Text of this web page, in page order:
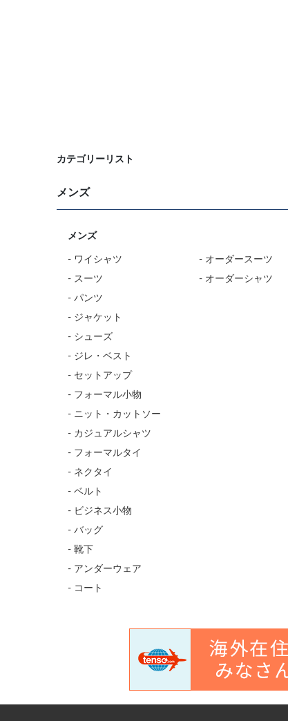
カテゴリーリスト
メンズ
メンズ
- ワイシャツ
- スーツ
- パンツ
- ジャケット
- シューズ
- ジレ・ベスト
- セットアップ
- フォーマル小物
- ニット・カットソー
- カジュアルシャツ
- フォーマルタイ
- ネクタイ
- ベルト
- ビジネス小物
- バッグ
- 靴下
- アンダーウェア
- コート
- オーダースーツ
- オーダーシャツ